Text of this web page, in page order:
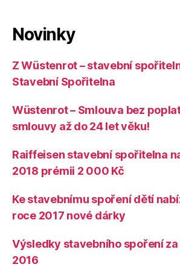
Novinky
Z Wüstenrot – stavební
Stavební Spořitelna
Wüstenrot – Smlouva bez
smlouvy až do 24 let věku!
Raiffeisen stavební spořitelna
2018 prémii 2 000 Kč
Ke stavebnímu spoření dětí
roce 2017 nové dárky
Výsledky stavebního spoření
2016